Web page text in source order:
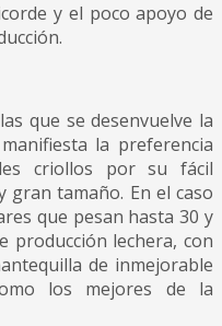
y el poco apoyo de
que se desenvuelve la
la preferencia
criollos por su fácil
gran tamaño. En el caso
que pesan hasta 30 y
producción lechera, con
de inmejorable
los mejores de la